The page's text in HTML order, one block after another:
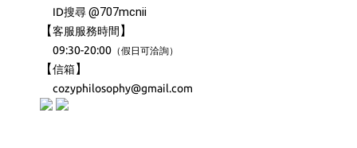
ID搜尋@707mcnii
【客服服務時間 】
09:30-20:00 （假日可洽詢）
【信箱】
cozyphilosophy@gmail.com